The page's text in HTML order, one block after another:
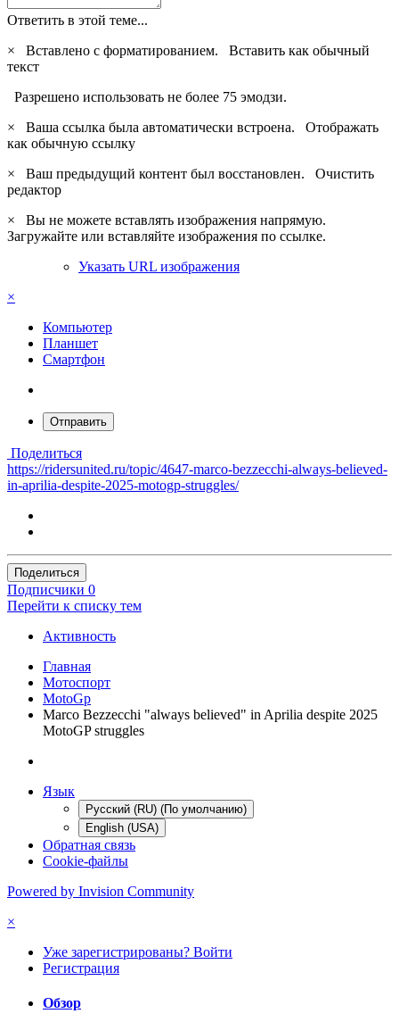
Ответить в этой теме...
×
Вставлено с форматированием. Вставить как обычный
текст
Разрешено использовать не более 75 эмодзи.
×
Ваша ссылка была автоматически встроена. Отображать
как обычную ссылку
×
Ваш предыдущий контент был восстановлен. Очистить
редактор
×
Вы не можете вставлять изображения напрямую.
Загружайте или вставляйте изображения по ссылке.
Указать URL изображения
×
Компьютер
Планшет
Смартфон
Отправить
Поделиться
https://ridersunited.ru/topic/4647-marco-bezzecchi-always-believed-
in-aprilia-despite-2025-motogp-struggles/
Поделиться
Подписчики 0
Перейти к списку тем
Активность
Главная
Мотоспорт
MotoGp
Marco Bezzecchi "always believed" in Aprilia despite 2025
MotoGP struggles
Язык
Русский (RU) (По умолчанию)
English (USA)
Обратная связь
Cookie-файлы
Powered by Invision Community
×
Уже зарегистрированы? Войти
Регистрация
Обзор